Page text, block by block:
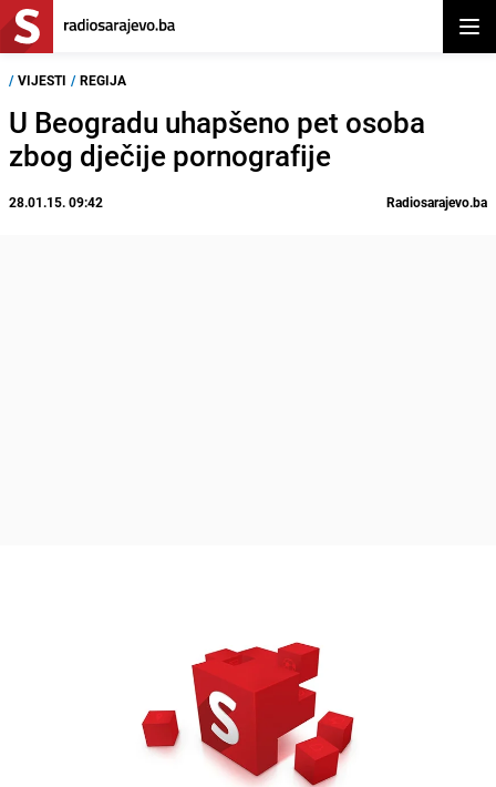
/ VIJESTI / REGIJA
U Beogradu uhapšeno pet osoba
zbog dječije pornografije
28.01.15. 09:42 Radiosarajevo.ba